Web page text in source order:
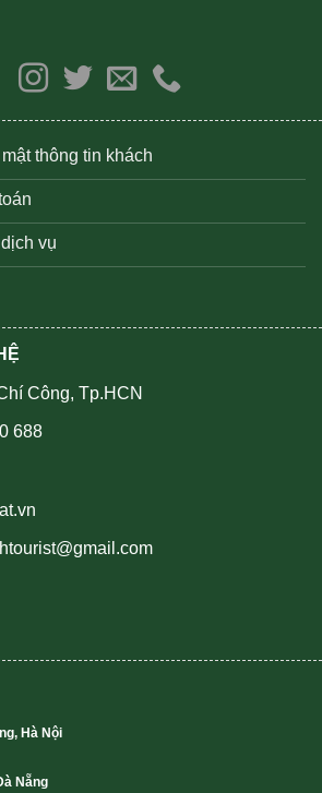
thông tin khách
vụ
Công, Tp.HCN
688
Hà Nội
Nẵng